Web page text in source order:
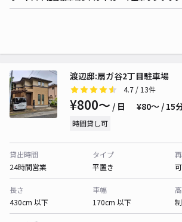
渡辺邸:扇ガ谷2丁目駐車場
4.7 / 13件
¥800〜 / 日 ¥80〜 / 15
時間貸し可
貸出時間
24時間営業
タイプ
平置き
可
長さ
430cm 以下
車幅
170cm 以下